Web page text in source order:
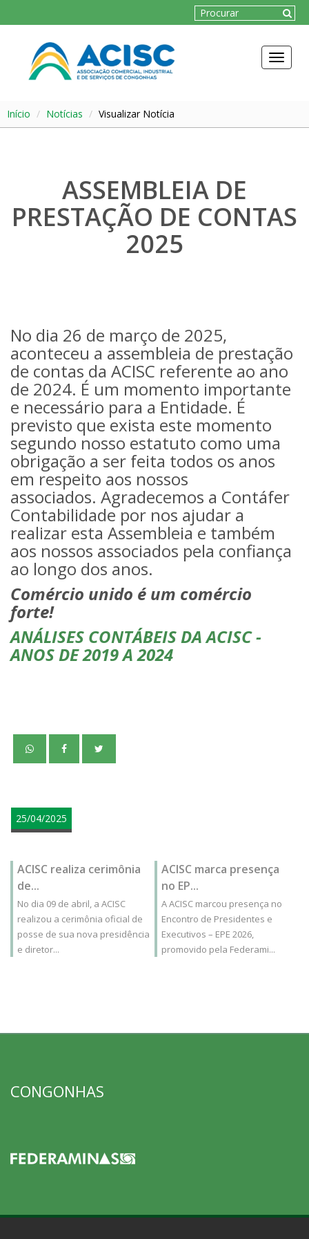
Toggle
Início Notícias Visualizar Notícia
ASSEMBLEIA DE
PRESTAÇÃO DE CONTAS
2025
No dia 26 de março de 2025,
aconteceu a assembleia de prestação
de contas da ACISC referente ao ano
de 2024. É um momento importante
e necessário para a Entidade. É
previsto que exista este momento
segundo nosso estatuto como uma
obrigação a ser feita todos os anos
em respeito aos nossos
associados. Agradecemos a Contáfer
Contabilidade por nos ajudar a
realizar esta Assembleia e também
aos nossos associados pela confiança
ao longo dos anos.
Comércio unido é um comércio
forte!
ANÁLISES CONTÁBEIS DA ACISC -
ANOS DE 2019 A 2024
25/04/2025
ACISC realiza cerimônia
de...
No dia 09 de abril, a ACISC
realizou a cerimônia oficial de
posse de sua nova presidência
e diretor...
ACISC marca presença
no EP...
A ACISC marcou presença no
Encontro de Presidentes e
Executivos – EPE 2026,
promovido pela Federami...
CONGONHAS